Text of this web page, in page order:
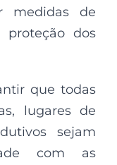
medidas de
proteção dos
que todas
lugares de
sejam
com as